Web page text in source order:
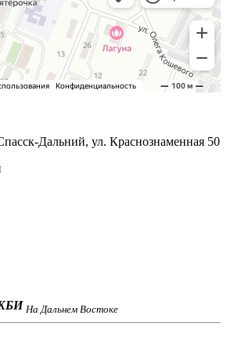
Дальний, ул. Краснознаменная 50
На Дальнем Востоке